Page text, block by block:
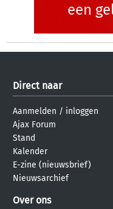
een
Direct naar
Aanmelden / inloggen
Ajax Forum
Stand
Kalender
E-zine (nieuwsbrief)
Nieuwsarchief
Over ons